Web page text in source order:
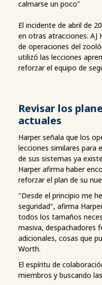
calmarse un poco"
El incidente de abril de
en otras atracciones. AJ
de operaciones del
utilizó las lecciones
reforzar el equipo de
Revisar los
actuales
Harper señala que los
lecciones similares para
de sus sistemas ya
Harper afirma haber
reforzar el plan de su
"Desde el principio me
seguridad", afirma
todos los tamaños
masiva, despachadores
adicionales, cosas que
Worth.
El espíritu de
miembros y buscando